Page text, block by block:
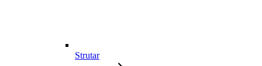
Strutar